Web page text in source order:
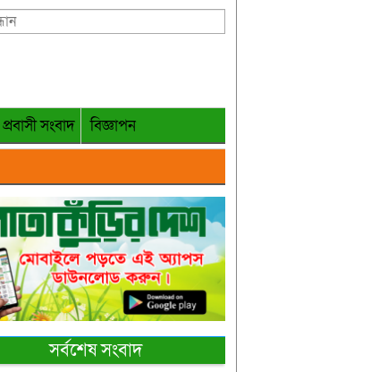
প্রবাসী সংবাদ
বিজ্ঞাপন
সর্বশেষ সংবাদ